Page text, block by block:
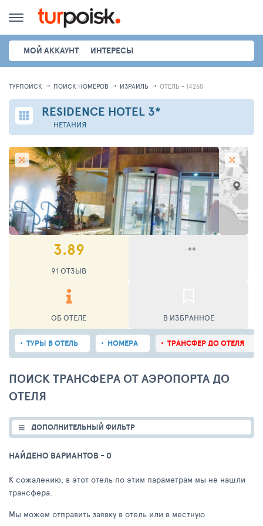
МОЙ АККАУНТ ИНТЕРЕСЫ
ТУРПОИСК ПОИСК НОМЕРОВ ИЗРАИЛЬ ОТЕЛЬ - 14265
RESIDENCE HOTEL 3*
НЕТАНИЯ
3.89
91 ОТЗЫВ
ОБ ОТЕЛЕ В ИЗБРАННОЕ
ТУРЫ В ОТЕЛЬ НОМЕРА ТРАНСФЕР ДО ОТЕЛЯ
ПОИСК ТРАНСФЕРА ОТ АЭРОПОРТА ДО
ОТЕЛЯ
ДОПОЛНИТЕЛЬНЫЙ ФИЛЬТР
НАЙДЕНО ВАРИАНТОВ - 0
К сожалению, в этот отель по этим параметрам мы не нашли
трансфера.
Мы можем отправить заявку в отель или в местную